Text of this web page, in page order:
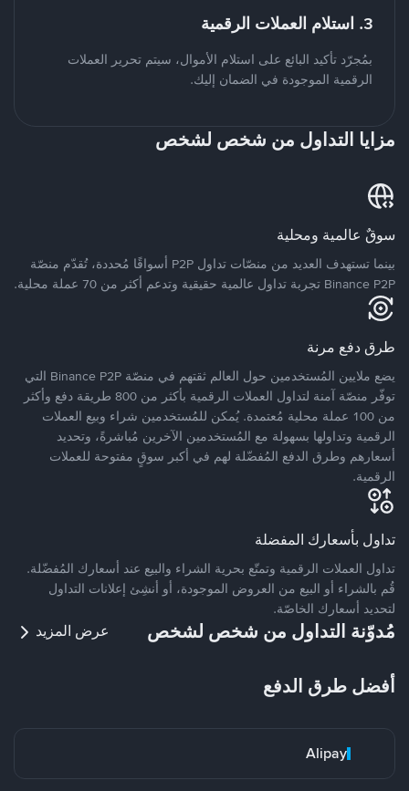
3. استلام العملات الرقمية
بمُجرّد تأكيد البائع على استلام الأموال، سيتم تحرير العملات
الرقمية الموجودة في الضمان إليك.
مزايا التداول من شخص لشخص
سوقٌ عالمية ومحلية
بينما تستهدف العديد من منصّات تداول P2P أسواقًا مُحددة، تُقدّم منصّة
Binance P2P تجربة تداول عالمية حقيقية وتدعم أكثر من 70 عملة محلية.
طرق دفع مرنة
يضع ملايين المُستخدمين حول العالم ثقتهم في منصّة Binance P2P التي
توفّر منصّة آمنة لتداول العملات الرقمية بأكثر من 800 طريقة دفع وأكثر
من 100 عملة محلية مُعتمدة. يُمكن للمُستخدمين شراء وبيع العملات
الرقمية وتداولها بسهولة مع المُستخدمين الآخرين مُباشرةً، وتحديد
أسعارهم وطرق الدفع المُفضّلة لهم في أكبر سوقٍ مفتوحة للعملات
الرقمية.
تداول بأسعارك المفضلة
تداول العملات الرقمية وتمتّع بحرية الشراء والبيع عند أسعارك المُفضّلة.
قُم بالشراء أو البيع من العروض الموجودة، أو أنشِئ إعلانات التداول
لتحديد أسعارك الخاصّة.
مُدوّنة التداول من شخص لشخص عرض المزيد
أفضل طرق الدفع
Alipay